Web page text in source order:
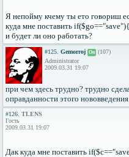
Я непойму кчему ты ето говориш
куда мне поставить
и будет ли оно работать?
#125. Gemorroj On (107)
Administrator
2009.03.31 19:07
при чем здесь трудно? трудно
оправданности этого
#126. TLENS
Гость
2009.03.31 19:07
Дак куда мне поставить